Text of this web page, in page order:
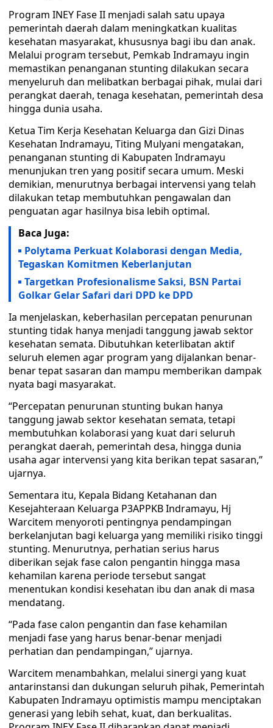
Program INEY Fase II menjadi salah satu upaya
pemerintah daerah dalam meningkatkan kualitas
kesehatan masyarakat, khususnya bagi ibu dan anak.
Melalui program tersebut, Pemkab Indramayu ingin
memastikan penanganan stunting dilakukan secara
menyeluruh dan melibatkan berbagai pihak, mulai dari
perangkat daerah, tenaga kesehatan, pemerintah desa
hingga dunia usaha.
Ketua Tim Kerja Kesehatan Keluarga dan Gizi Dinas
Kesehatan Indramayu, Titing Mulyani mengatakan,
penanganan stunting di Kabupaten Indramayu
menunjukan tren yang positif secara umum. Meski
demikian, menurutnya berbagai intervensi yang telah
dilakukan tetap membutuhkan pengawalan dan
penguatan agar hasilnya bisa lebih optimal.
Baca Juga:
Polytama Perkuat Kolaborasi dengan Media,
Tegaskan Komitmen Keberlanjutan
Targetkan Profesionalisme Saksi, BSN Partai
Golkar Gelar Safari dari DPD ke DPD
Ia menjelaskan, keberhasilan percepatan penurunan
stunting tidak hanya menjadi tanggung jawab sektor
kesehatan semata. Dibutuhkan keterlibatan aktif
seluruh elemen agar program yang dijalankan benar-
benar tepat sasaran dan mampu memberikan dampak
nyata bagi masyarakat.
“Percepatan penurunan stunting bukan hanya
tanggung jawab sektor kesehatan semata, tetapi
membutuhkan kolaborasi yang kuat dari seluruh
perangkat daerah, pemerintah desa, hingga dunia
usaha agar intervensi yang kita berikan tepat sasaran,”
ujarnya.
Sementara itu, Kepala Bidang Ketahanan dan
Kesejahteraan Keluarga P3APPKB Indramayu, Hj
Warcitem menyoroti pentingnya pendampingan
berkelanjutan bagi keluarga yang memiliki risiko tinggi
stunting. Menurutnya, perhatian serius harus
diberikan sejak fase calon pengantin hingga masa
kehamilan karena periode tersebut sangat
menentukan kondisi kesehatan ibu dan anak di masa
mendatang.
“Pada fase calon pengantin dan fase kehamilan
menjadi fase yang harus benar-benar menjadi
perhatian dan pendampingan,” ujarnya.
Warcitem menambahkan, melalui sinergi yang kuat
antarinstansi dan dukungan seluruh pihak, Pemerintah
Kabupaten Indramayu optimistis mampu menciptakan
generasi yang lebih sehat, kuat, dan berkualitas.